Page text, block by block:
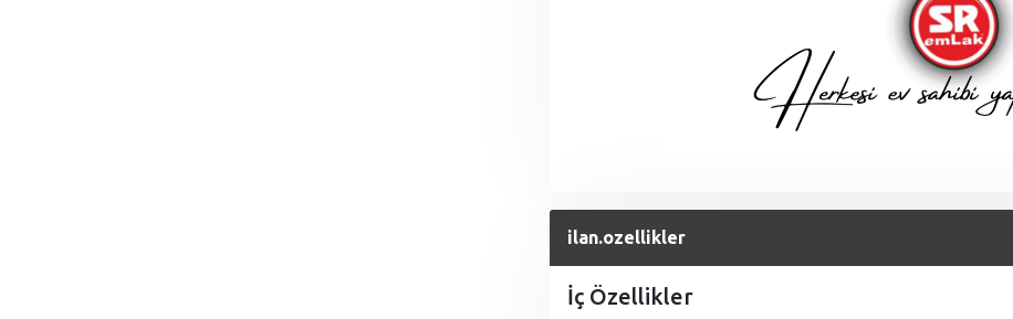
ilan.ozellikler
İç Özellikler